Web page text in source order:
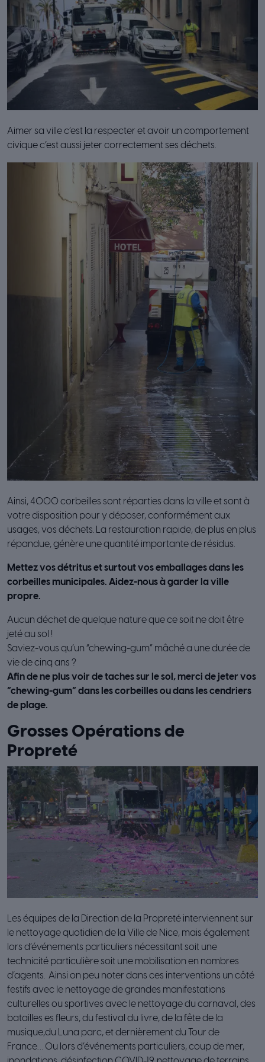
Aimer sa ville c’est la respecter et avoir un comportement
civique c’est aussi jeter correctement ses déchets.
Ainsi, 4000 corbeilles sont réparties dans la ville et sont à
votre disposition pour y déposer, conformément aux
usages, vos déchets. La restauration rapide, de plus en plus
répandue, génère une quantité importante de résidus.
Mettez vos détritus et surtout vos emballages dans les
corbeilles municipales. Aidez-nous à garder la ville
propre.
Aucun déchet de quelque nature que ce soit ne doit être
jeté au sol !
Saviez-vous qu’un “chewing-gum” mâché a une durée de
vie de cinq ans ?
Afin de ne plus voir de taches sur le sol, merci de jeter vos
“chewing-gum” dans les corbeilles ou dans les cendriers
de plage.
Grosses Opérations de
Propreté
Les équipes de la Direction de la Propreté interviennent sur
le nettoyage quotidien de la Ville de Nice, mais également
lors d’événements particuliers nécessitant soit une
technicité particulière soit une mobilisation en nombres
d’agents. Ainsi on peu noter dans ces interventions un côté
festifs avec le nettoyage de grandes manifestations
culturelles ou sportives avec le nettoyage du carnaval, des
batailles es fleurs, du festival du livre, de la fête de la
musique,du Luna parc, et dernièrement du Tour de
France… Ou lors d’événements particuliers, coup de mer,